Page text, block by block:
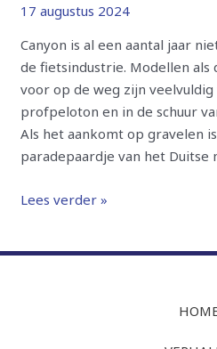
17 augustus 2024
Canyon is al een aantal jaar
de fietsindustrie. Modellen als
voor op de weg zijn
profpeloton en in de schuur
Als het aankomt op gravelen
paradepaardje van het Duitse
Review
Lees verder »